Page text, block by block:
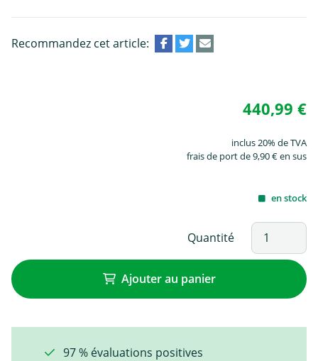
Recommandez cet article:
440,99 €
inclus 20% de TVA
frais de port de 9,90 € en sus
en stock
Quantité
Ajouter au panier
97 % évaluations positives